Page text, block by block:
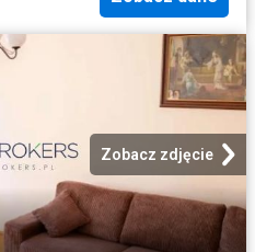
Zobacz zdjęcie